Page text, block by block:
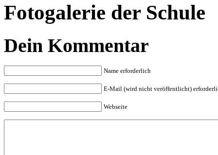
Fotogalerie der Schule
Dein Kommentar
Name erforderlich
E-Mail (wird nicht veröffentlicht)
Webseite